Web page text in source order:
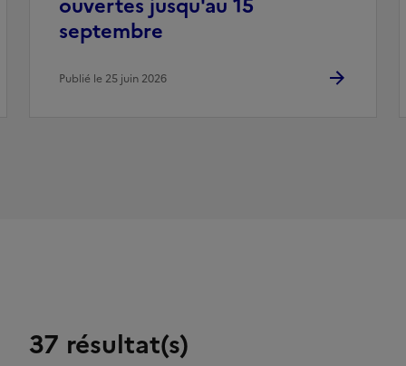
ouvertes jusqu'au 15
septembre
Publié le 25 juin 2026
37 résultat(s)